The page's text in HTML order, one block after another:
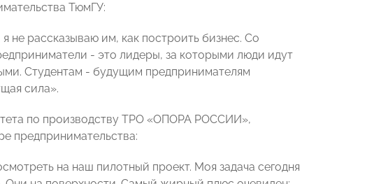
ТюмГУ:
не рассказываю им, как построить бизнес. Со
- это лидеры, за которыми люди идут
Студентам - будущим предпринимателям
сила».
по производству ТРО «ОПОРА РОССИИ»,
предпринимательства:
на наш пилотный проект. Моя задача сегодня